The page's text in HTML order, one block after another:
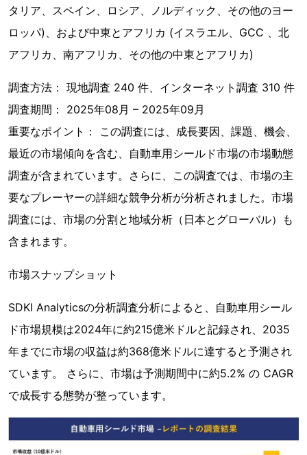
タリア、スペイン、ロシア、ノルディック、その他のヨー
ロッパ)、および中東とアフリカ (イスラエル、GCC 、北
アフリカ、南アフリカ、その他の中東とアフリカ)
調査方法： 現地調査 240 件、インターネット調査 310 件
調査期間： 2025年08月 – 2025年09月
重要なポイント： この調査には、成長要因、課題、機会、
最近の市場傾向を含む、自動車用シールド市場の市場動態
調査が含まれています。さらに、この調査では、市場の主
要なプレーヤーの詳細な競争分析が分析されました。市場
調査には、市場の分割と地域分析（日本とグローバル）も
含まれます。
市場スナップショット
SDKI Analyticsの分析調査分析によると、自動車用シール
ド市場規模は2024年に約215億米ドルと記録され、2035
年までに市場の収益は約368億米ドルに達すると予測され
ています。 さらに、市場は予測期間中に約5.2% の CAGR
で成長する態勢が整っています。